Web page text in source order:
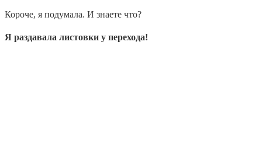
Короче, я подумала. И знаете что?
Я раздавала листовки у перехода!